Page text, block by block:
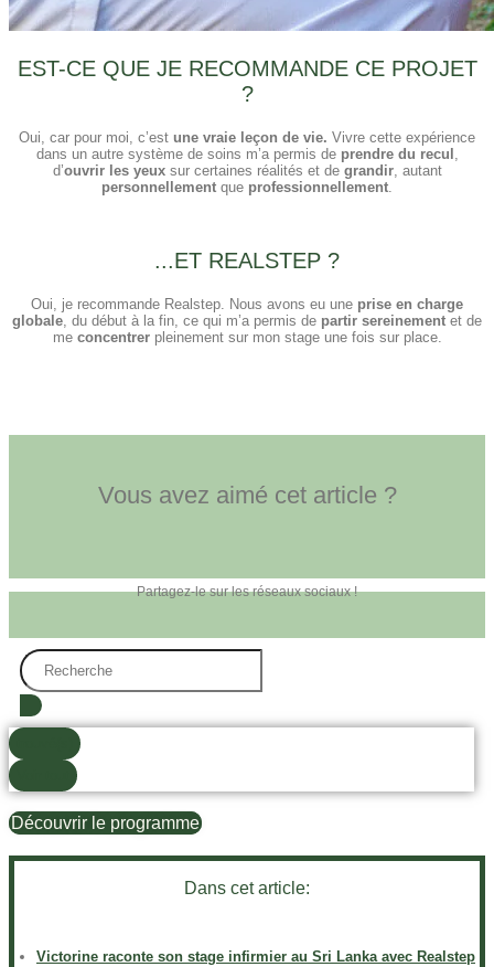
EST-CE QUE JE RECOMMANDE CE PROJET
?
Oui, car pour moi, c’est une vraie leçon de vie. Vivre cette expérience
dans un autre système de soins m’a permis de prendre du recul
d’ouvrir les yeuxsur certaines réalités et de grandir, autant
personnellement que professionnellement
...ET REALSTEP ?
Oui, je recommande Realstep. Nous avons eu une prise en charge
globale , du début à la fin, ce qui m’a permis de partir sereinement et de
me concentrerpleinement sur mon stage une fois sur place.
Vous avez aimé cet article ?
Partagez-le sur les réseaux sociaux !
Search
...
Découvrir le programme
Dans cet article:
Victorine raconte son stage infirmier au Sri Lanka avec Realstep